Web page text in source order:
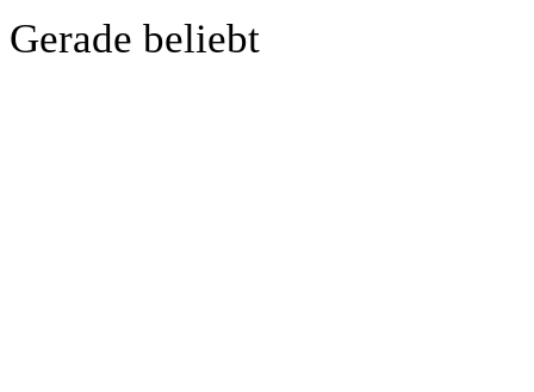
Gerade beliebt